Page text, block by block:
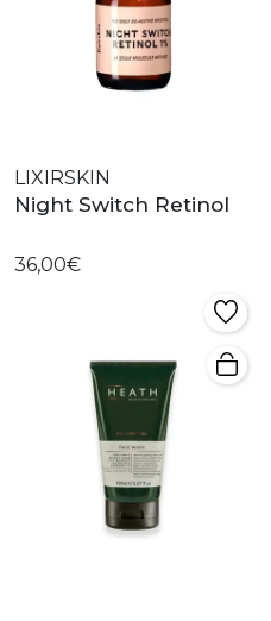
LIXIRSKIN
Night Switch Retinol
36,00€